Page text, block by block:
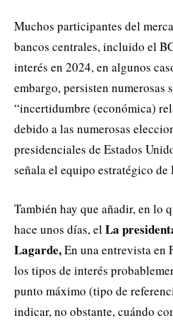
Muchos participantes del
bancos centrales, incluido el
interés en 2024, en algunos
embargo, persisten numerosas
“incertidumbre (económica)
debido a las numerosas
presidenciales de Estados
señala el equipo estratégico de
También hay que añadir, en lo
hace unos días, elLa
Lagarde,En una entrevista en
los tipos de interés
punto máximo (tipo de
indicar, no obstante, cuándo